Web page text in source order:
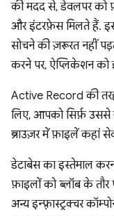
की मदद से, डेवलपर को
और इंटरफ़ेस मिलते हैं.
सोचने की ज़रूरत नहीं
करने पर, ऐप्लिकेशन को
Active Record की
लिए, आपको सिर्फ़ उससे
ब्राउज़र में फ़ाइलें कहां
डेटाबेस का इस्तेमाल
फ़ाइलों को ब्लॉब के
अन्य इन्फ़्रास्ट्रक्चर